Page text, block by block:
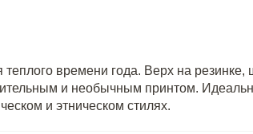
времени года. Верх на резинке,
и необычным принтом.
и этническом стилях.